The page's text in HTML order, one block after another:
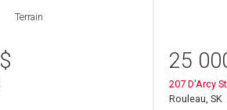
Terrain
$ 25
207 D'Arcy
Rouleau, SK